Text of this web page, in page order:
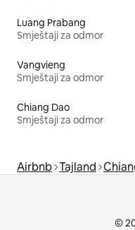
Luang Prabang
Smještaji za odmor
Vangvieng
Smještaji za odmor
Chiang Dao
Smještaji za odmor
Airbnb Tajland
©